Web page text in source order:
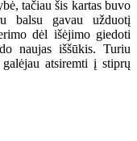
tačiau šis kartas buvo
balsu gavau užduotį
dėl išėjimo giedoti
naujas iššūkis. Turiu
atsiremti į stiprų